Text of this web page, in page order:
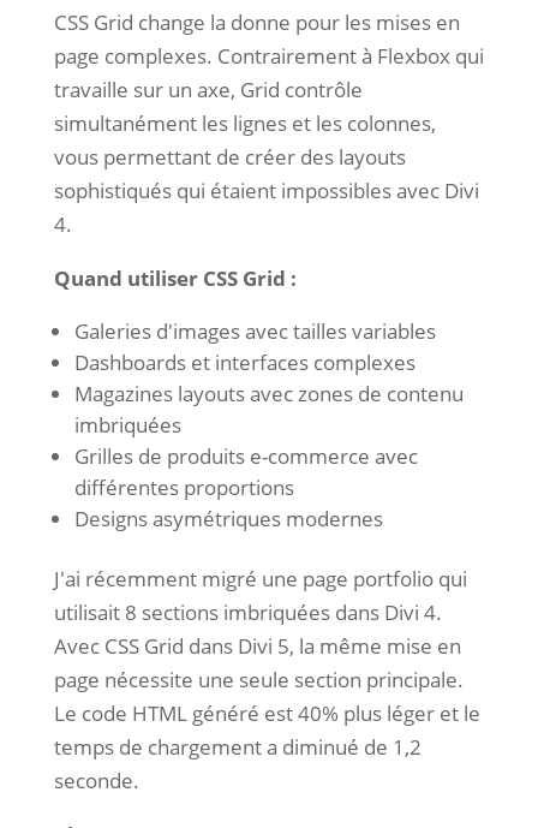
CSS Grid change la donne pour les mises en
page complexes. Contrairement à Flexbox qui
travaille sur un axe, Grid contrôle
simultanément les lignes et les colonnes,
vous permettant de créer des layouts
sophistiqués qui étaient impossibles avec Divi
4.
Quand utiliser CSS Grid :
Galeries d'images avec tailles variables
Dashboards et interfaces complexes
Magazines layouts avec zones de contenu
imbriquées
Grilles de produits e-commerce avec
différentes proportions
Designs asymétriques modernes
J'ai récemment migré une page portfolio qui
utilisait 8 sections imbriquées dans Divi 4.
Avec CSS Grid dans Divi 5, la même mise en
page nécessite une seule section principale.
Le code HTML généré est 40% plus léger et le
temps de chargement a diminué de 1,2
seconde.